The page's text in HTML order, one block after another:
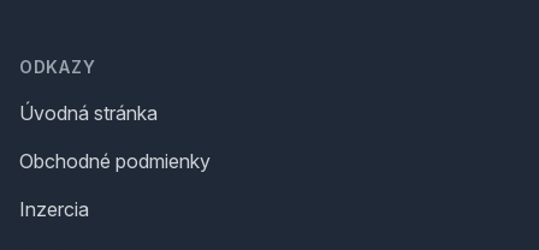
ODKAZY
Úvodná stránka
Obchodné podmienky
Inzercia